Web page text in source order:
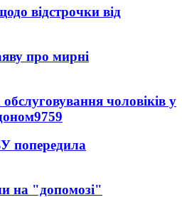
відстрочки від
про мирні
чоловіків у
9759
попередила
на "допомозі"